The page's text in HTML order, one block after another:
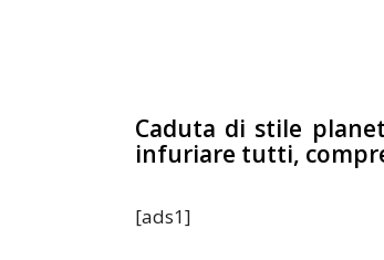
Caduta di stile
infuriare tutti,
[ads1]